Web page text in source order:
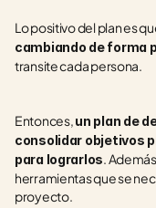
Lo positivo del plan es
cambiando de forma
transite cada persona.
Entonces, un plan de
consolidar objetivos
para lograrlos.
herramientas que se
proyecto.